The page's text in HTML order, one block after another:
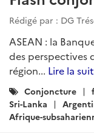
Rédigé par : DG
ASEAN : la
des perspectives
région... Lire la
Catégories
:
Conjoncture
Sri-Lanka
Afrique-